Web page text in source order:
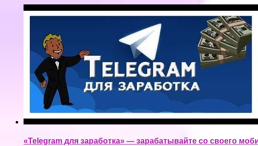
«Telegram для заработка» — зарабатывайте со своего